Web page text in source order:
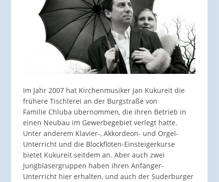
Im Jahr 2007 hat Kirchenmusiker Jan Kukureit die
frühere Tischlerei an der Burgstraße von
Familie Chluba übernommen, die ihren Betrieb in
einen Neubau im Gewerbegebiet verlegt hatte.
Unter anderem Klavier-, Akkordeon- und Orgel-
Unterricht und die Blockflöten-Einsteigerkurse
bietet Kukureit seitdem an. Aber auch zwei
Jungbläsergruppen haben ihren Anfänger-
Unterricht hier erhalten, und auch der Suderburger